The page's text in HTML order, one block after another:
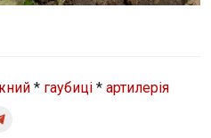
* гаубиці * артилерія